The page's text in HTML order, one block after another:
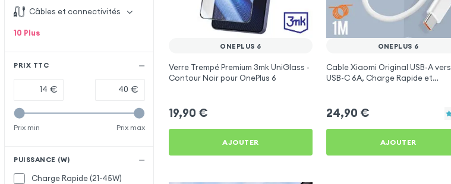
Câbles et connectivités
10 Plus
PRIX TTC
€ €
Prix min Prix max
PUISSANCE (W)
Charge Rapide (21~45W)
ONEPLUS 6
Verre Trempé Premium 3mk UniGlass -
Contour Noir pour OnePlus 6
19,90 €
AJOUTER
ONEPLUS 6
Cable Xiaomi Original USB-A vers
USB-C 6A, Charge Rapide et
24,90 €
AJOUTER